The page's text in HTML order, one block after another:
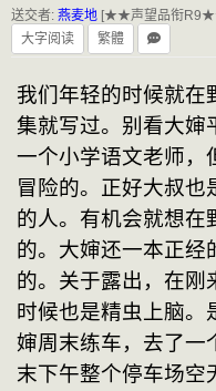
送交者: 燕麦地 [★★声望品衔
大字阅读
繁體
我们年轻的时候就在
集就写过。别看大婶
一个小学语文老师，
冒险的。正好大叔也
的人。有机会就想在
的。大婶还一本正经
的。关于露出，在刚
时候也是精虫上脑。
婶周末练车，去了一
末下午整个停车场空